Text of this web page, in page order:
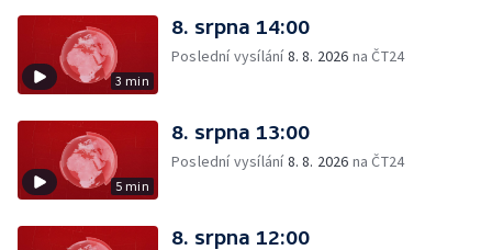
3 min
8. srpna 14:00
Poslední vysílání8. 8. 2026 na ČT24
5 min
8. srpna 13:00
Poslední vysílání8. 8. 2026 na ČT24
8. srpna 12:00